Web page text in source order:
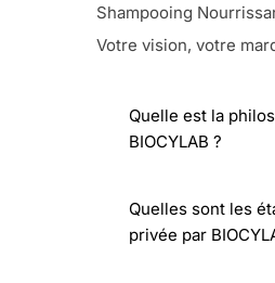
Shampooing
Votre vision, votre
Quelle est la
BIOCYLAB ?
Quelles sont les
privée par